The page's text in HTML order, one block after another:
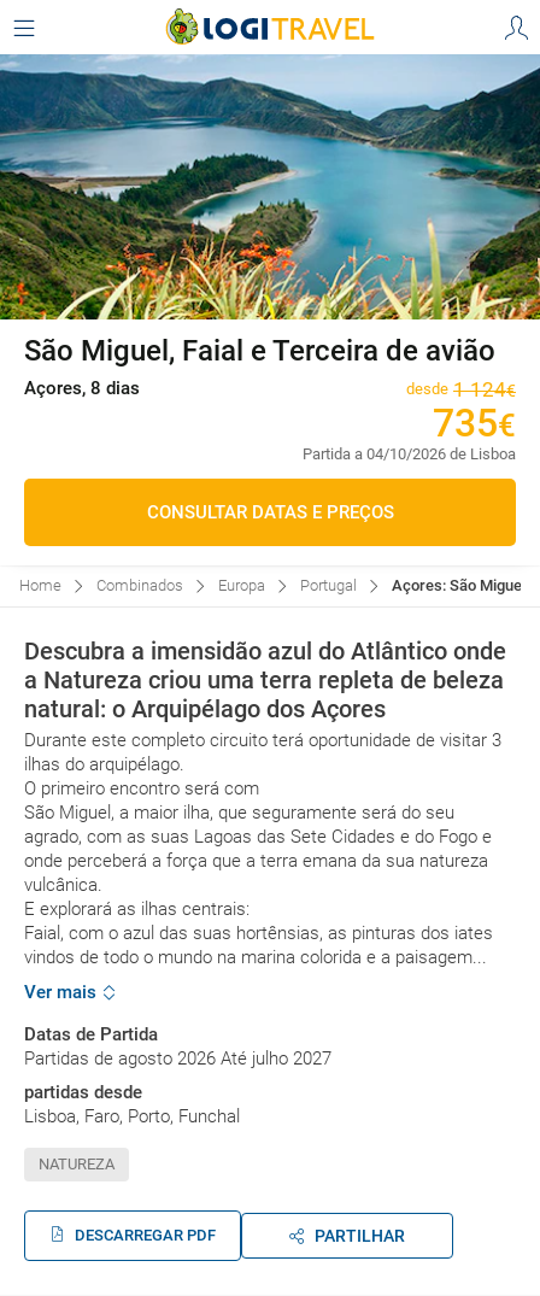
São Miguel, Faial e Terceira de avião
Açores, 8 dias desde 1 124€
735€
Partida a 04/10/2026 de Lisboa
CONSULTAR DATAS E PREÇOS
Home Combinados Europa Portugal Açores: São Miguel,
Descubra a imensidão azul do Atlântico onde
a Natureza criou uma terra repleta de beleza
natural: o Arquipélago dos Açores
Durante este completo circuito terá oportunidade de visitar 3
ilhas do arquipélago.
O primeiro encontro será com
São Miguel, a maior ilha, que seguramente será do seu
agrado, com as suas Lagoas das Sete Cidades e do Fogo e
onde perceberá a força que a terra emana da sua natureza
vulcânica.
E explorará as ilhas centrais:
Faial, com o azul das suas hortênsias, as pinturas dos iates
vindos de todo o mundo na marina colorida e a paisagem...
Ver mais
Datas de Partida
Partidas de agosto 2026 Até julho 2027
partidas desde
Lisboa, Faro, Porto, Funchal
NATUREZA
DESCARREGAR PDF PARTILHAR